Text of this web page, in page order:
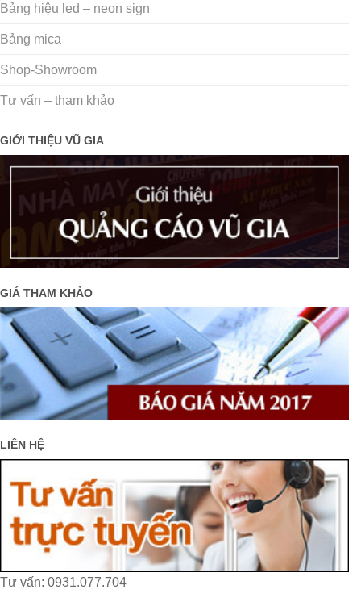
Bảng hiệu led – neon sign
Bảng mica
Shop-Showroom
Tư vấn – tham khảo
GIỚI THIỆU VŨ GIA
GIÁ THAM KHẢO
LIÊN HỆ
Tư vấn: 0931.077.704